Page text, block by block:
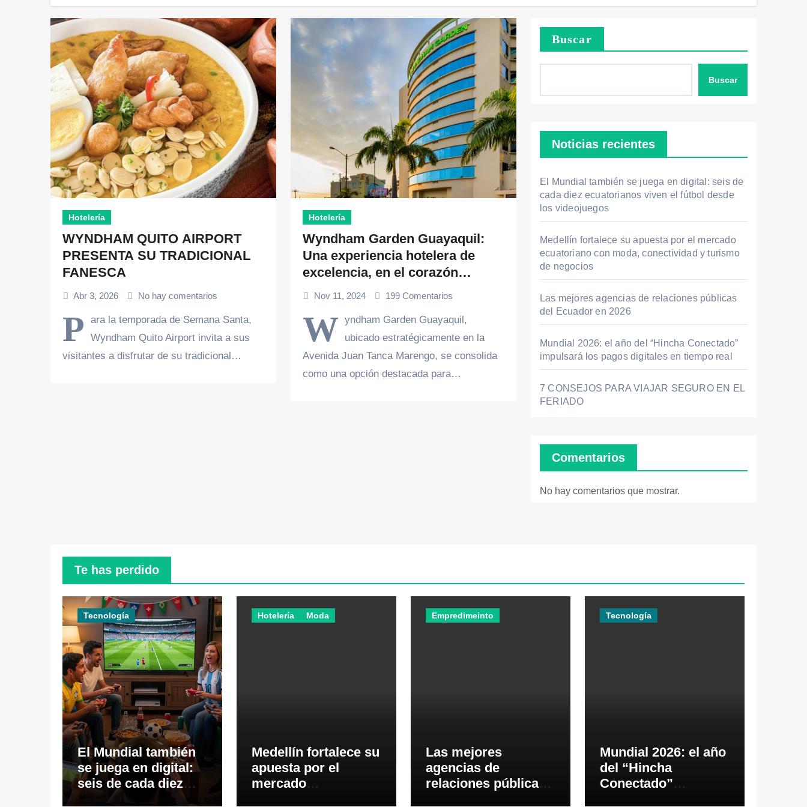
Hotelería
WYNDHAM QUITO AIRPORT
PRESENTA SU TRADICIONAL
FANESCA
Abr 3, 2026 No hay comentarios
P
ara la temporada de Semana Santa,
Wyndham Quito Airport invita a sus
visitantes a disfrutar de su tradicional…
Hotelería
Wyndham Garden Guayaquil:
Una experiencia hotelera de
excelencia, en el corazón
empresarial de Guayaquil
Nov 11, 2024 199 Comentarios
W yndham Garden Guayaquil,
ubicado estratégicamente en la
Avenida Juan Tanca Marengo, se consolida
como una opción destacada para…
Buscar
Buscar
Noticias recientes
El Mundial también se juega en digital: seis de
cada diez ecuatorianos viven el fútbol desde
los videojuegos
Medellín fortalece su apuesta por el mercado
ecuatoriano con moda, conectividad y turismo
de negocios
Las mejores agencias de relaciones públicas
del Ecuador en 2026
Mundial 2026: el año del “Hincha Conectado”
impulsará los pagos digitales en tiempo real
7 CONSEJOS PARA VIAJAR SEGURO EN EL
FERIADO
Comentarios
No hay comentarios que mostrar.
Te has perdido
Tecnología
El Mundial también
se juega en digital:
seis de cada diez
ecuatorianos viven
Hotelería Moda
Medellín fortalece su
apuesta por el
mercado
Empredimeinto
Las mejores
agencias de
relaciones públicas
Tecnología
Mundial 2026: el año
del “Hincha
Conectado”